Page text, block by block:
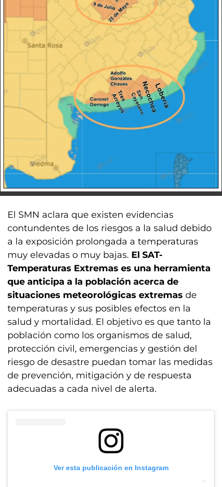
El SMN aclara que existen evidencias
contundentes de los riesgos a la salud debido
a la exposición prolongada a temperaturas
muy elevadas o muy bajas. El SAT-
Temperaturas Extremas es una herramienta
que anticipa a la población acerca de
situaciones meteorológicas extremas de
temperaturas y sus posibles efectos en la
salud y mortalidad. El objetivo es que tanto la
población como los organismos de salud,
protección civil, emergencias y gestión del
riesgo de desastre puedan tomar las medidas
de prevención, mitigación y de respuesta
adecuadas a cada nivel de alerta.
Ver esta publicación en Instagram